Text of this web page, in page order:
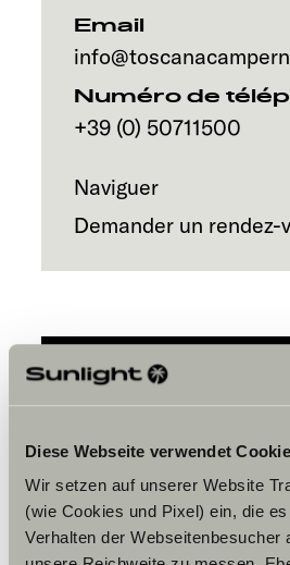
Diese Webseite verwendet
Wir setzen auf unserer Website
(wie Cookies und Pixel) ein, die
Verhalten der Webseitenbesucher
Email
Numéro de
+39 (0) 50711500
Naviguer
Demander un rendez-
afficher le
Paramètre des